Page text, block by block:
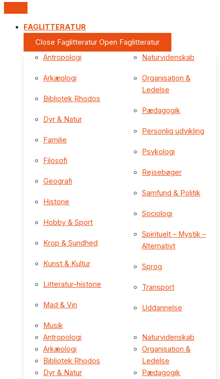
FAGLITTERATUR
Close Faglitteratur Open Faglitteratur
Antropologi
Arkæologi
Bibliotek Rhodos
Dyr & Natur
Familie
Filosofi
Geografi
Historie
Hobby & Sport
Krop & Sundhed
Kunst & Kultur
Litteratur-historie
Mad & Vin
Musik
Naturvidenskab
Organisation &
Ledelse
Pædagogik
Personlig udvikling
Psykologi
Rejsebøger
Samfund & Politik
Sociologi
Spirituelt – Mystik –
Alternativt
Sprog
Transport
Uddannelse
Antropologi
Arkæologi
Bibliotek Rhodos
Dyr & Natur
Naturvidenskab
Organisation &
Ledelse
Pædagogik